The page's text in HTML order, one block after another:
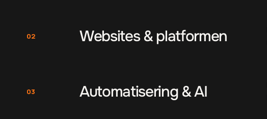
02 Websites & platformen
03 Automatisering & AI